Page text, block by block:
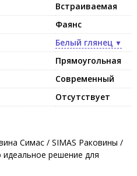
Встраиваемая
Фаянс
Белый глянец
Прямоугольная
Современный
Отсутствует
Симас / SIMAS Раковины /
идеальное решение для
Раковины / LAVABI